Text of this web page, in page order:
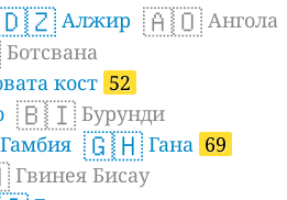
Алжир 🇦🇴 Ангола
Ботсвана
кост 52
🇧🇮 Бурунди
Гамбия 🇬🇭 Гана 69
Гвинея Бисау